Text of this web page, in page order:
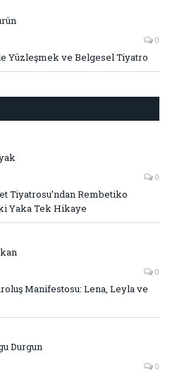
0
Yüzleşmek ve Belgesel Tiyatro
0
Tiyatrosu’ndan Rembetiko
Yaka Tek Hikaye
0
Manifestosu: Lena, Leyla ve
Durgun
0